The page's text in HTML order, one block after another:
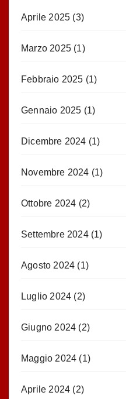
Aprile 2025 (3)
Marzo 2025 (1)
Febbraio 2025 (1)
Gennaio 2025 (1)
Dicembre 2024 (1)
Novembre 2024 (1)
Ottobre 2024 (2)
Settembre 2024(1)
Agosto 2024 (1)
Luglio 2024 (2)
Giugno 2024 (2)
Maggio 2024 (1)
Aprile 2024 (2)